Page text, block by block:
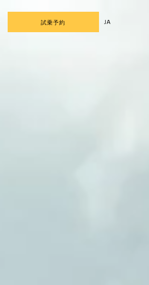
試乗予約 JA